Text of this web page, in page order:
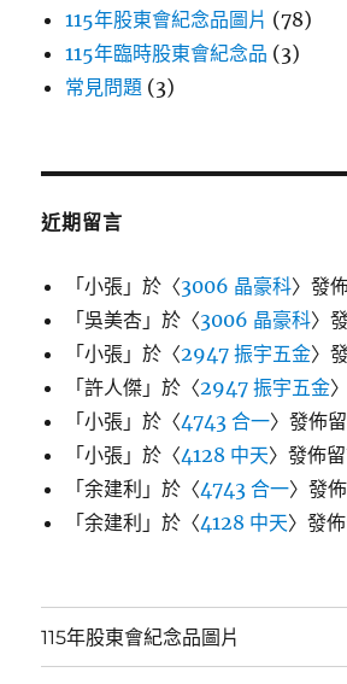
115年股東會紀念品圖片 (78)
115年臨時股東會紀念品 (3)
常見問題 (3)
近期留言
「小張 」於〈3006 晶豪科〉發
「吳美杏 」於〈3006 晶豪科〉
「小張 」於〈2947 振宇五金〉
「許人傑 」於〈2947 振宇五金
「小張 」於〈4743 合一〉發佈
「小張 」於〈4128 中天〉發佈
「余建利 」於〈4743 合一〉發
「余建利 」於〈4128 中天〉發
115年股東會紀念品圖片